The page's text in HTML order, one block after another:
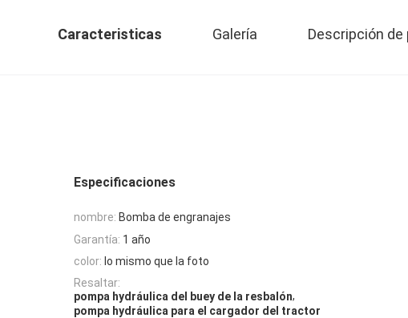
Caracteristicas Galería Descripción
Especificaciones
nombre: Bomba de engranajes
Garantía: 1 año
color: lo mismo que la foto
Resaltar:
pompa hydráulica del buey de la resbalón,
pompa hydráulica para el cargador del tractor